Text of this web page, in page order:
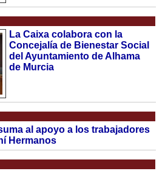
La Caixa colabora con la
Concejalía de Bienestar Social
del Ayuntamiento de Alhama
de Murcia
al apoyo a los trabajadores
Hermanos